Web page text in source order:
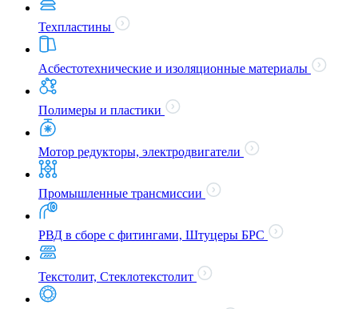
Техпластины
Асбестотехнические и изоляционные материалы
Полимеры и пластики
Мотор редукторы, электродвигатели
Промышленные трансмиссии
РВД в сборе с фитингами, Штуцеры БРС
Текстолит, Стеклотекстолит